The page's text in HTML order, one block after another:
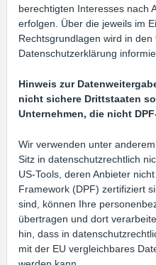
berechtigten Interesses nach
erfolgen. Über die jeweils im
Rechtsgrundlagen wird in
Datenschutzerklärung
Hinweis zur
nicht sichere Drittstaaten
Unternehmen, die nicht
Wir verwenden unter
Sitz in datenschutzrechtlich
US-Tools, deren Anbieter
Framework (DPF) zertifiziert
sind, können Ihre
übertragen und dort
hin, dass in
mit der EU vergleichbares